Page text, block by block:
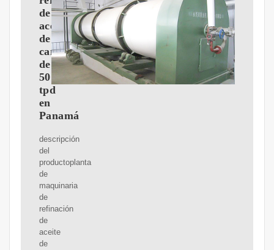
de
aceite
de
canola
de
50
tpd
en
Panamá
descripción
del
productoplanta
de
maquinaria
de
refinación
de
aceite
de